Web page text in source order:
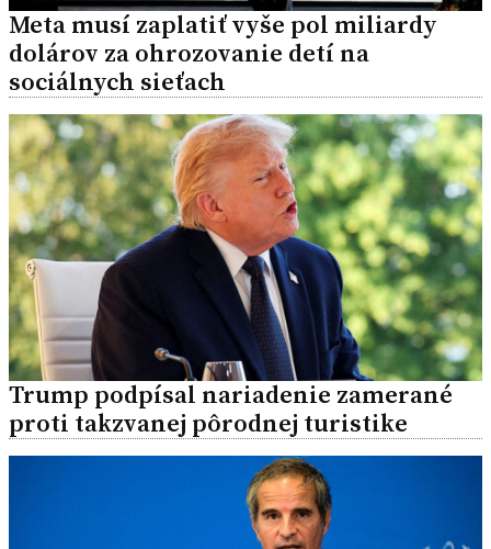
Meta musí zaplatiť vyše pol miliardy
dolárov za ohrozovanie detí na
sociálnych sieťach
Trump podpísal nariadenie zamerané
proti takzvanej pôrodnej turistike